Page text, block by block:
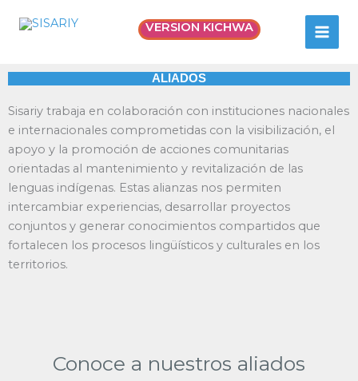
VERSION KICHWA
ALIADOS
Sisariy trabaja en colaboración con instituciones nacionales
e internacionales comprometidas con la visibilización, el
apoyo y la promoción de acciones comunitarias
orientadas al mantenimiento y revitalización de las
lenguas indígenas. Estas alianzas nos permiten
intercambiar experiencias, desarrollar proyectos
conjuntos y generar conocimientos compartidos que
fortalecen los procesos lingüísticos y culturales en los
territorios.
Conoce a nuestros aliados